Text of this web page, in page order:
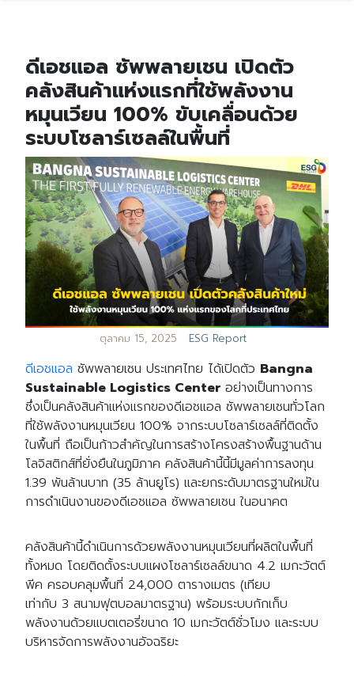
ดีเอชแอล ซัพพลายเชน เปิดตัว
คลังสินค้าแห่งแรกที่ใช้พลังงาน
หมุนเวียน 100% ขับเคลื่อนด้วย
ระบบโซลาร์เซลล์ในพื้นที่
ตุลาคม 15, 2025 ESG Report
ดีเอชแอล ซัพพลายเชน ประเทศไทย ได้เปิดตัว Bangna
Sustainable Logistics Center อย่างเป็นทางการ
ซึ่งเป็นคลังสินค้าแห่งแรกของดีเอชแอล ซัพพลายเชนทั่วโลก
ที่ใช้พลังงานหมุนเวียน 100% จากระบบโซลาร์เซลล์ที่ติดตั้ง
ในพื้นที่ ถือเป็นก้าวสำคัญในการสร้างโครงสร้างพื้นฐานด้าน
โลจิสติกส์ที่ยั่งยืนในภูมิภาค คลังสินค้านี้นี้มีมูลค่าการลงทุน
1.39 พันล้านบาท (35 ล้านยูโร) และยกระดับมาตรฐานใหม่ใน
การดำเนินงานของดีเอชแอล ซัพพลายเชน ในอนาคต
คลังสินค้านี้ดำเนินการด้วยพลังงานหมุนเวียนที่ผลิตในพื้นที่
ทั้งหมด โดยติดตั้งระบบแผงโซลาร์เซลล์ขนาด 4.2 เมกะวัตต์
พีค ครอบคลุมพื้นที่ 24,000 ตารางเมตร (เทียบ
เท่ากับ 3 สนามฟุตบอลมาตรฐาน) พร้อมระบบกักเก็บ
พลังงานด้วยแบตเตอรี่ขนาด 10 เมกะวัตต์ชั่วโมง และระบบ
บริหารจัดการพลังงานอัจฉริยะ